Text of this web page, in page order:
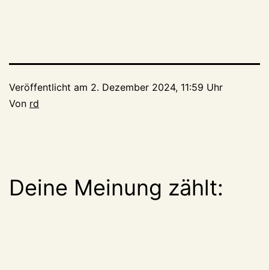
Veröffentlicht am 2. Dezember 2024, 11:59 Uhr
Von rd
Deine Meinung zählt: